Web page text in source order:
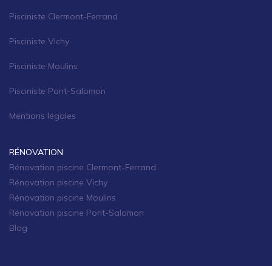
Pisciniste Clermont-Ferrand
Pisciniste Vichy
Pisciniste Moulins
Pisciniste Pont-Salomon
Mentions légales
RÉNOVATION
Rénovation piscine Clermont-Ferrand
Rénovation piscine Vichy
Rénovation piscine Moulins
Rénovation piscine Pont-Salomon
Blog